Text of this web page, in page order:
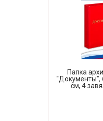
Папка
"Документы",
см, 4